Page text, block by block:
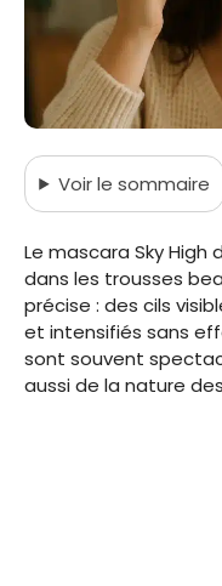
Voirle sommaire
Le mascara Sky High
dans les trousses
précise : des cils
et intensifiés sans
sont souvent
aussi de la nature